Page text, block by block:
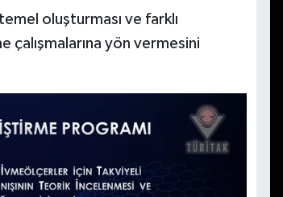
oluşturması ve farklı
yön vermesini